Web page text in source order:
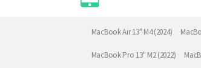
MacBook Air 13" M4 (2024)
MacBook Pro 13" M2 (2022)